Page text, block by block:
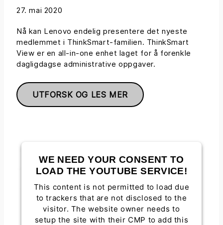
27. mai 2020
Nå kan Lenovo endelig presentere det nyeste
medlemmet i ThinkSmart-familien. ThinkSmart
View er en all-in-one enhet laget for å forenkle
dagligdagse administrative oppgaver.
UTFORSK OG LES MER
WE NEED YOUR CONSENT TO
LOAD THE YOUTUBE SERVICE!
This content is not permitted to load due
to trackers that are not disclosed to the
visitor. The website owner needs to
setup the site with their CMP to add this